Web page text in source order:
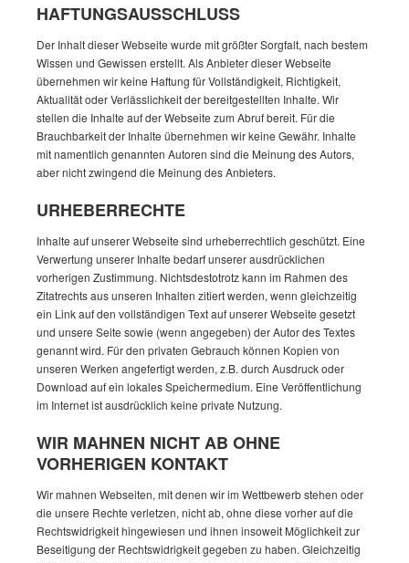
HAFTUNGSAUSSCHLUSS
Der Inhalt dieser Webseite wurde mit größter Sorgfalt, nach bestem
Wissen und Gewissen erstellt. Als Anbieter dieser Webseite
übernehmen wir keine Haftung für Vollständigkeit, Richtigkeit,
Aktualität oder Verlässlichkeit der bereitgestellten Inhalte. Wir
stellen die Inhalte auf der Webseite zum Abruf bereit. Für die
Brauchbarkeit der Inhalte übernehmen wir keine Gewähr. Inhalte
mit namentlich genannten Autoren sind die Meinung des Autors,
aber nicht zwingend die Meinung des Anbieters.
URHEBERRECHTE
Inhalte auf unserer Webseite sind urheberrechtlich geschützt. Eine
Verwertung unserer Inhalte bedarf unserer ausdrücklichen
vorherigen Zustimmung. Nichtsdestotrotz kann im Rahmen des
Zitatrechts aus unseren Inhalten zitiert werden, wenn gleichzeitig
ein Link auf den vollständigen Text auf unserer Webseite gesetzt
und unsere Seite sowie (wenn angegeben) der Autor des Textes
genannt wird. Für den privaten Gebrauch können Kopien von
unseren Werken angefertigt werden, z.B. durch Ausdruck oder
Download auf ein lokales Speichermedium. Eine Veröffentlichung
im Internet ist ausdrücklich keine private Nutzung.
WIR MAHNEN NICHT AB OHNE
VORHERIGEN KONTAKT
Wir mahnen Webseiten, mit denen wir im Wettbewerb stehen oder
die unsere Rechte verletzen, nicht ab, ohne diese vorher auf die
Rechtswidrigkeit hingewiesen und ihnen insoweit Möglichkeit zur
Beseitigung der Rechtswidrigkeit gegeben zu haben. Gleichzeitig